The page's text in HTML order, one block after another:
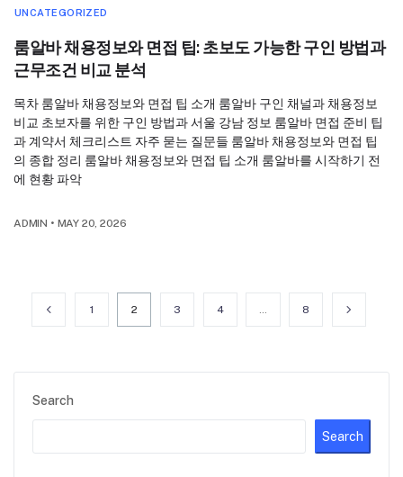
Search
Search
UNCATEGORIZED
룸알바 채용정보와 면접 팁: 초보도 가능한 구인 방법과
근무조건 비교 분석
목차 룸알바 채용정보와 면접 팁 소개 룸알바 구인 채널과 채용정보
비교 초보자를 위한 구인 방법과 서울 강남 정보 룸알바 면접 준비 팁
과 계약서 체크리스트 자주 묻는 질문들 룸알바 채용정보와 면접 팁
의 종합 정리 룸알바 채용정보와 면접 팁 소개 룸알바를 시작하기 전
에 현황 파악
ADMIN • MAY 20, 2026
1 2 3 4 … 8